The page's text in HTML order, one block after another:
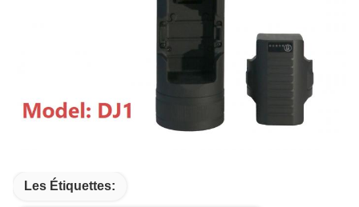
Les Étiquettes: